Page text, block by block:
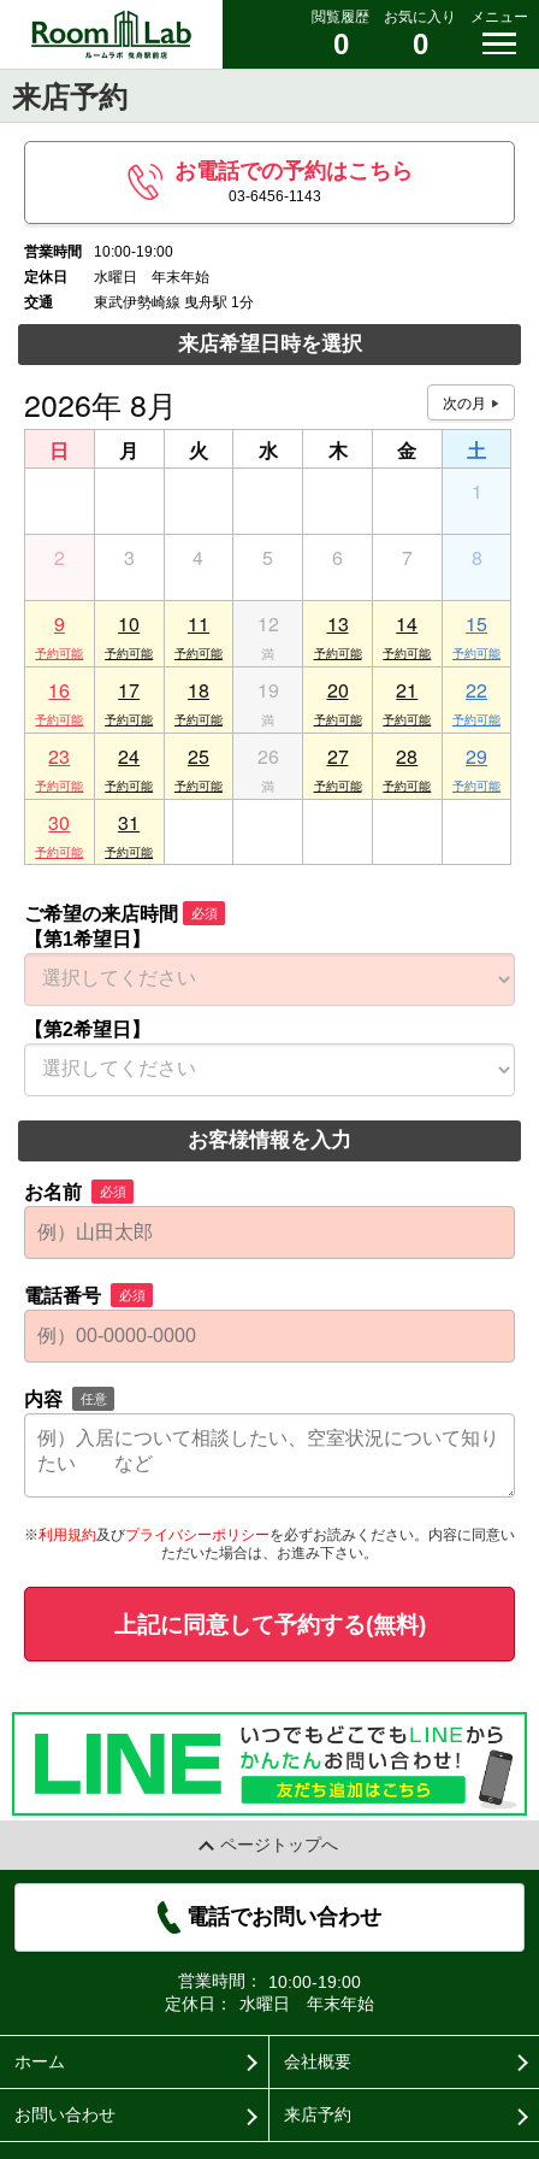
閲覧履歴
0
お気に入り
0
メニュー
来店予約
お電話での予約はこちら
03-6456-1143
営業時間
10:00-19:00
定休日
水曜日 年末年始
交通
東武伊勢崎線 曳舟駅 1分
来店希望日時を選択
2026年 8月
日 月 火 水 木 金
土
1
2 3 4 5 6 7 8
9 10 11 12 13 14 15
16 17 18 19 20 21 22
23 24 25 26 27 28 29
30 31
ご希望の来店時間 必須
【第1希望日】
【第2希望日】
お客様情報を入力
お名前 必須
電話番号 必須
内容 任意
※利用規約及びプライバシーポリシーを必ずお読みください。内容に同意い
ただいた場合は、お進み下さい。
上記に同意して予約する(無料)
ページトップへ
電話でお問い合わせ
営業時間：
10:00-19:00
定休日：
水曜日 年末年始
ホーム 会社概要
お問い合わせ 来店予約